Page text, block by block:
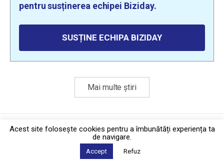
pentru susținerea echipei Biziday.
SUSȚINE ECHIPA BIZIDAY
Mai multe știri
Politica de confidențialitate·Contact
2026 © Biziday
Acest site foloseşte cookies pentru a îmbunătăți experiența ta
de navigare.
Accept Refuz